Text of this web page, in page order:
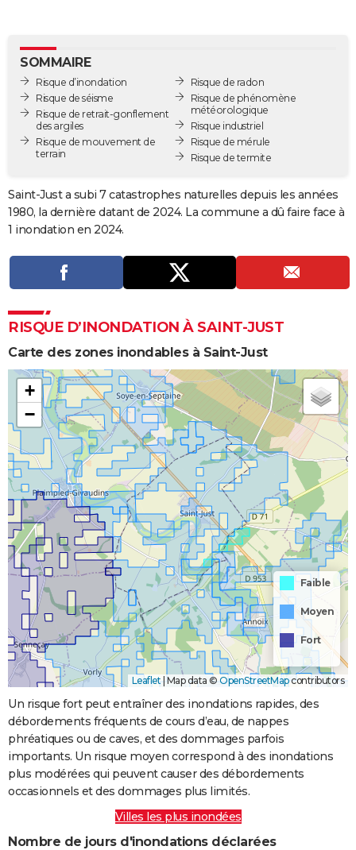
GUIDES D'ACHAT
BONS PLANS
CARTE DE VOEUX
Carte de Noël
Carte Bonne année
Carte Saint-Valentin
Carte Pâques
Carte d'anniversaire
DICTIONNAIRE
COPAINS D'AVANT
SOMMAIRE
Risque d’inondation
Risque de séisme
Risque de retrait-gonflement
des argiles
Risque de mouvement de
terrain
Risque de radon
Risque de phénomène
météorologique
Risque industriel
Risque de mérule
Risque de termite
Saint-Just a subi 7 catastrophes naturelles depuis les années
1980, la dernière datant de 2024. La commune a dû faire face à
1 inondation en 2024.
RISQUE D’INONDATION À SAINT-JUST
Carte des zones inondables à Saint-Just
+
−
Faible
Moyen
Fort
Leaflet|Map data ©OpenStreetMapcontributors
Un risque fort peut entraîner des inondations rapides, des
débordements fréquents de cours d’eau, de nappes
phréatiques ou de caves, et des dommages parfois
importants. Un risque moyen correspond à des inondations
plus modérées qui peuvent causer des débordements
occasionnels et des dommages plus limités.
Villes les plus inondées
Nombre de jours d'inondations déclarées